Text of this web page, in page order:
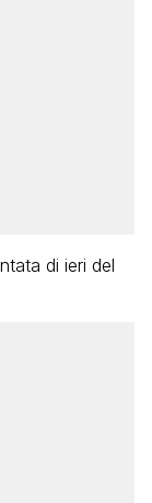
di ieri del